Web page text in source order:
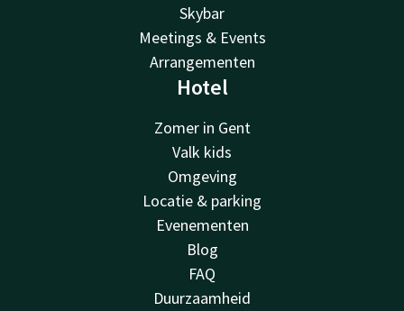
Skybar
Meetings & Events
Arrangementen
Hotel
Zomer in Gent
Valk kids
Omgeving
Locatie & parking
Evenementen
Blog
FAQ
Duurzaamheid